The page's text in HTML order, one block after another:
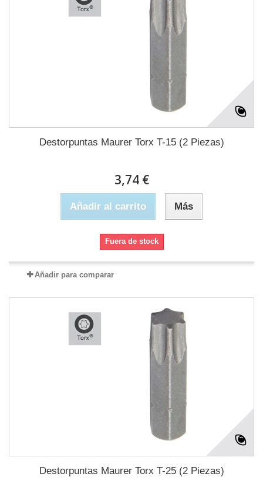
Destorpuntas Maurer Torx T-15 (2 Piezas)
3,74 €
Añadir al carrito Más
Fuera de stock
Añadir para comparar
Destorpuntas Maurer Torx T-25 (2 Piezas)